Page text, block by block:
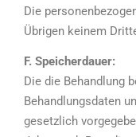
Die
Übrigen keinem
F. Speicherdauer:
Die die Behandlung
Behandlungsdaten
gesetzlich